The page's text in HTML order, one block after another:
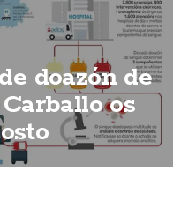
doazón de
os